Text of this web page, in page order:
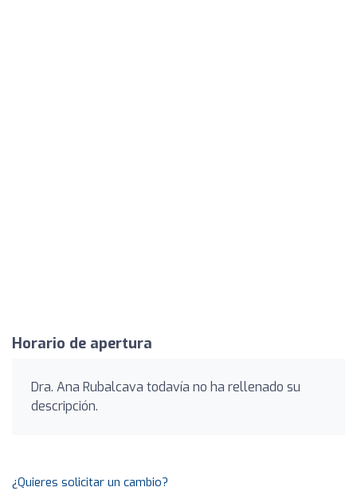
Horario de apertura
Dra. Ana Rubalcava todavía no ha rellenado su
descripción.
¿Quieres solicitar un cambio?